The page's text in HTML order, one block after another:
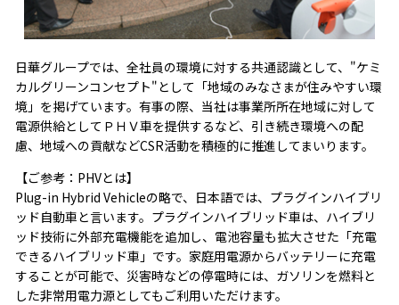
日華グループでは、全社員の環境に対する共通認識として、"ケミ
カルグリーンコンセプト"として「地域のみなさまが住みやすい環
境」を掲げています。有事の際、当社は事業所所在地域に対して
電源供給としてＰＨＶ車を提供するなど、引き続き環境への配
慮、地域への貢献などCSR活動を積極的に推進してまいります。
【ご参考：PHVとは】
Plug-in Hybrid Vehicleの略で、日本語では、プラグインハイブリ
ッド自動車と言います。プラグインハイブリッド車は、ハイブリ
ッド技術に外部充電機能を追加し、電池容量も拡大させた「充電
できるハイブリッド車」です。家庭用電源からバッテリーに充電
することが可能で、災害時などの停電時には、ガソリンを燃料と
した非常用電力源としてもご利用いただけます。